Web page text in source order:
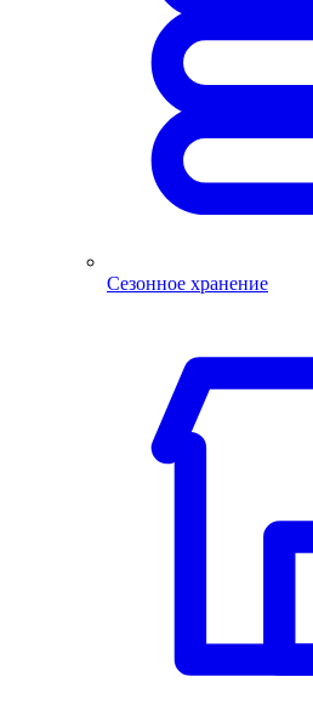
Сезонное хранение